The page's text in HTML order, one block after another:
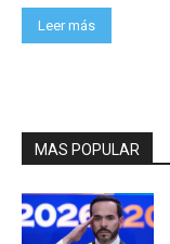
Leer más
MAS POPULAR